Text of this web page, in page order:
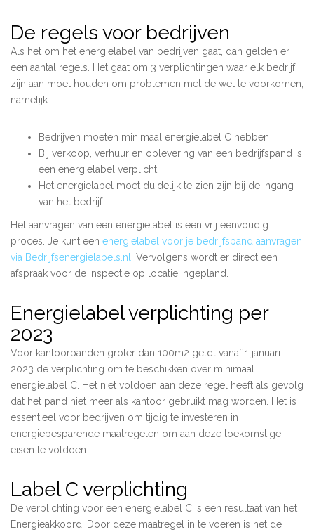
De regels voor bedrijven
Als het om het energielabel van bedrijven gaat, dan gelden er
een aantal regels. Het gaat om 3 verplichtingen waar elk bedrijf
zijn aan moet houden om problemen met de wet te voorkomen,
namelijk:
Bedrijven moeten minimaal energielabel C hebben
Bij verkoop, verhuur en oplevering van een bedrijfspand is
een energielabel verplicht.
Het energielabel moet duidelijk te zien zijn bij de ingang
van het bedrijf.
Het aanvragen van een energielabel is een vrij eenvoudig
proces. Je kunt een energielabel voor je bedrijfspand aanvragen
via Bedrijfsenergielabels.nl. Vervolgens wordt er direct een
afspraak voor de inspectie op locatie ingepland.
Energielabel verplichting per
2023
Voor kantoorpanden groter dan 100m2 geldt vanaf 1 januari
2023 de verplichting om te beschikken over minimaal
energielabel C. Het niet voldoen aan deze regel heeft als gevolg
dat het pand niet meer als kantoor gebruikt mag worden. Het is
essentieel voor bedrijven om tijdig te investeren in
energiebesparende maatregelen om aan deze toekomstige
eisen te voldoen.
Label C verplichting
De verplichting voor een energielabel C is een resultaat van het
Energieakkoord. Door deze maatregel in te voeren is het de